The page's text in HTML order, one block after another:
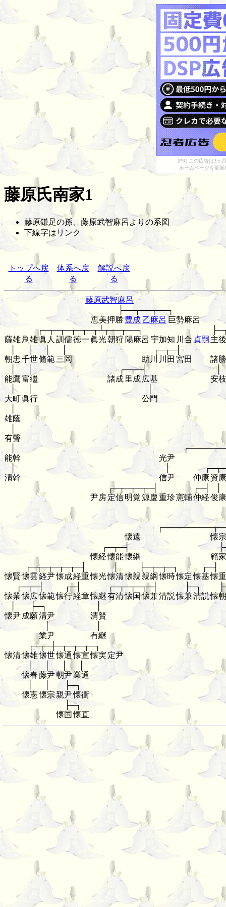
[PR] この広告は3ヶ
ホームページを更
藤原氏南家1
藤原鎌足の孫、藤原武智麻呂よりの系図
下線字はリンク
トップへ戻
る
体系へ戻
る
解説へ戻
る
藤原武智麻呂
├──┬──┬──┐
恵美押勝豊成乙麻呂 巨勢麻呂
┌─┬─┬─┬─┬─┬┴┬──┬──┐
薩雄刷雄眞人 訓儒徳一 眞光朝狩 陽麻呂 宇加知 川合 貞嗣 主後
│ │
┌─┬─┤
朝忠 千世脩範 三岡 助川 川田 宮田
諸勝
┌─┬─┤
│
能鷹富繼 諸成里成 広基
安枝
│
大町眞行
公門
雄蔭
有聲
能幹
光尹
│
│
淸幹
信尹 仲康資康
┌─┬─┬─┬─┤
┌─┤
尹房定信明覚源慶重珍憲輔仲経俊康
懐遠
懐宗
┌─┬─┤
懐経懐能懐綱
範家
┌─┬─┬─┬─┬─┤
│ ├─┬─┬─┐
┌─┤
懐賢懐雲経尹懐成経重懐光懐清懐親 親綱 懐時懐定懐基懐重
┌─┬─┤
┌─┤ ┌─┬─┬─┬─┤ ├─┐
懐業懐広懐範懐行経章懐継有清懐国懐兼清説 懐兼清説懐朝
├─┐
懐尹 成願清尹
清賢
業尹
有継
┌─┬─┼─┬─┬─┬─┐
懐清懐雄懐世懐通 懐宣懐実定尹
懐春藤尹朝尹業通
├─┐
懐憲懐宗親尹懐衝
├─┐
懐国 懐直